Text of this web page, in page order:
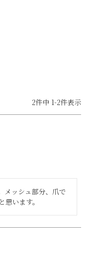
2件中 1-2件表示
メッシュ部分、爪で
います。